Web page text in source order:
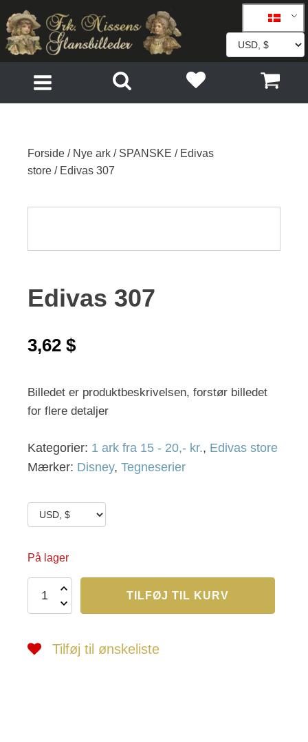
Forside / Nye ark / SPANSKE / Edivas
store / Edivas 307
Edivas 307
3,62 $
Billedet er produktbeskrivelsen, forstør billedet
for flere detaljer
Kategorier: 1 ark fra 15 - 20,- kr., Edivas store
Mærker: Disney, Tegneserier
På lager
Edivas
antal
TILFØJ TIL KURV
Tilføj til ønskeliste